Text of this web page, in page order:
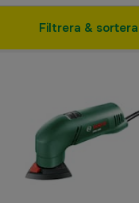
Filtrera & sortera